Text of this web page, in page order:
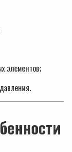
элементов;